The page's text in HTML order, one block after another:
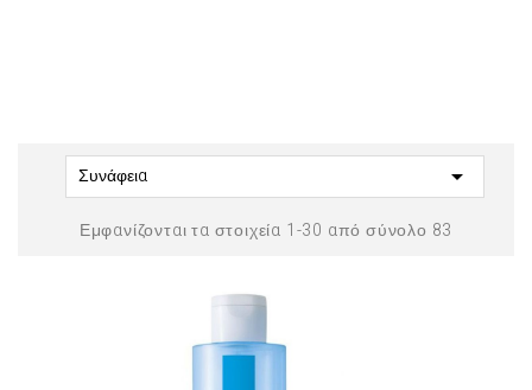
Συνάφεια 
Εμφανίζονται τα στοιχεία 1-30 από σύνολο 83